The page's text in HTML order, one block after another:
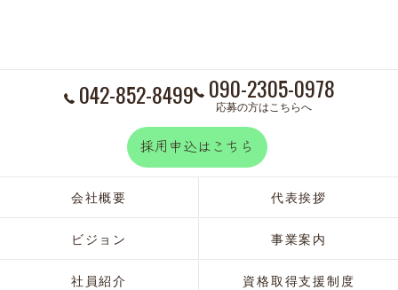
042-852-8499 090-2305-0978
応募の方はこちらへ
採用申込はこちら
会社概要 代表挨拶
ビジョン 事業案内
社員紹介 資格取得支援制度